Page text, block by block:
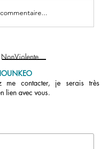
: deux mois
me contacter, je serais très
lien avec vous.